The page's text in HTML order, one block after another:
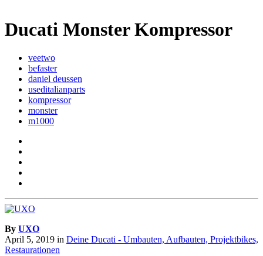
Ducati Monster Kompressor
veetwo
befaster
daniel deussen
useditalianparts
kompressor
monster
m1000
By UXO
April 5, 2019 in Deine Ducati - Umbauten, Aufbauten, Projektbikes,
Restaurationen